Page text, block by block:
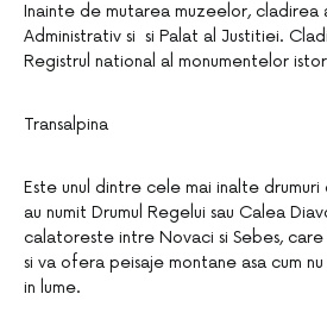
Inainte de mutarea muzeelor, cladirea
Administrativ si si Palat al Justitiei.
Registrul national al monumentelor
Transalpina
Este unul dintre cele mai inalte
au numit Drumul Regelui sau Calea
calatoreste intre Novaci si Sebes,
si va ofera peisaje montane asa cum
in lume.